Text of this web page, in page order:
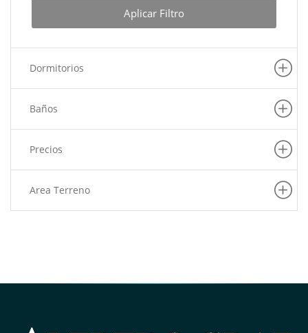
Lurigancho (10)
La Molina (8)
Pachacamac
La Victoria
Pueblo Libre
San Martin De Porres (5)
Aplicar Filtro
Dormitorios
Baños
Precios
Area Terreno